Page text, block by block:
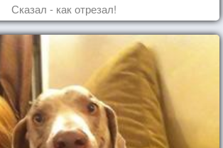
Сказал - как отрезал!